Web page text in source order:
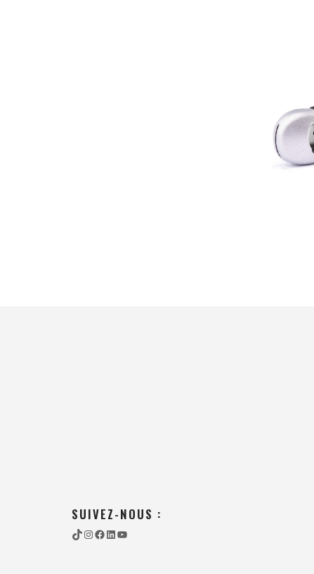
SUIVEZ-NOUS :
TIKTOK
INSTAGRAM
FACEBOOK
LINKEDIN
YOUTUBE